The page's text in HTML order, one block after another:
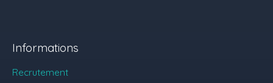
Informations
Recrutement